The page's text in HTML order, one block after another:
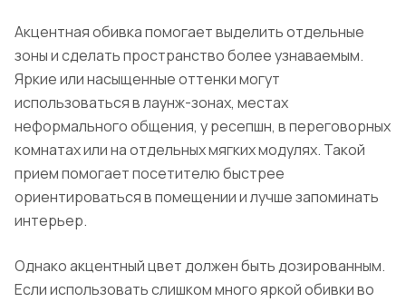
Акцентная обивка помогает выделить отдельные
зоны и сделать пространство более узнаваемым.
Яркие или насыщенные оттенки могут
использоваться в лаунж-зонах, местах
неформального общения, у ресепшн, в переговорных
комнатах или на отдельных мягких модулях. Такой
прием помогает посетителю быстрее
ориентироваться в помещении и лучше запоминать
интерьер.
Однако акцентный цвет должен быть дозированным.
Если использовать слишком много яркой обивки во